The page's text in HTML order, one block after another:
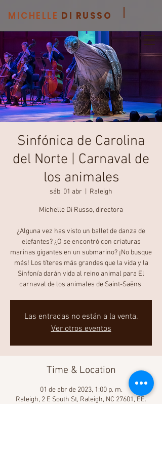
MICHELLE DI RUSSO
Sinfónica de Carolina
del Norte | Carnaval de
los animales
sáb, 01 abr Raleigh
Michelle Di Russo, directora
¿Alguna vez has visto un ballet de danza de
elefantes? ¿O se encontró con criaturas
marinas gigantes en un submarino? ¡No busque
más! Los títeres más grandes que la vida y la
Sinfonía darán vida al reino animal para El
carnaval de los animales de Saint-Saëns.
Las entradas no están a la venta.
Ver otros eventos
Time & Location
01 de abr de 2023, 1:00 p. m.
Raleigh, 2 E South St, Raleigh, NC 27601, EE.